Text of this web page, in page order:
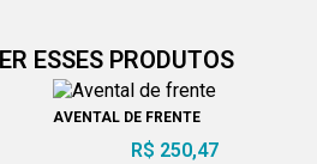
ESSES PRODUTOS
AVENTAL DE FRENTE
R$ 250,47